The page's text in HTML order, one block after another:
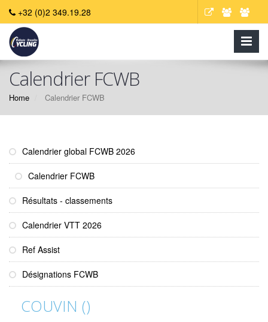
+32 (0)2 349.19.28
Calendrier FCWB
Home Calendrier FCWB
Calendrier global FCWB 2026
Calendrier FCWB
Résultats - classements
Calendrier VTT 2026
Ref Assist
Désignations FCWB
COUVIN ()